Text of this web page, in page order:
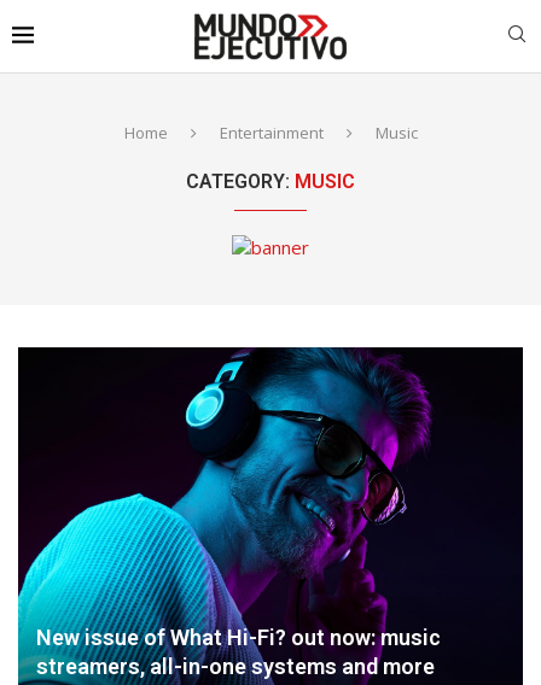
Home Entertainment Music
CATEGORY: MUSIC
New issue of What Hi-Fi? out now: music
streamers, all-in-one systems and more